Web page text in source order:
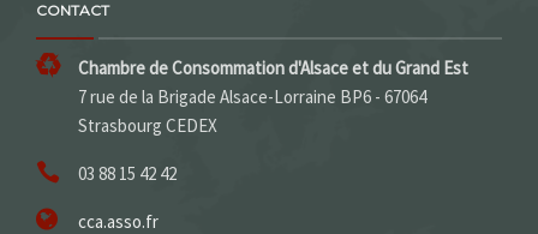
CONTACT
Chambre de Consommation d'Alsace et du Grand Est
7 rue de la Brigade Alsace-Lorraine BP6 - 67064
Strasbourg CEDEX
03 88 15 42 42
cca.asso.fr